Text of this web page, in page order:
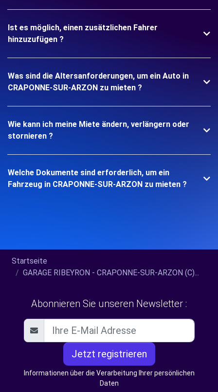
Ist es möglich, einen zusätzlichen Fahrer
hinzuzufügen ?
Was sind die Altersanforderungen, um ein Auto in
CRAPONNE-SUR-ARZON zu mieten ?
Wie kann ich meine Miete ändern, verlängern oder
stornieren ?
Welche Dokumente sind erforderlich, um ein
Fahrzeug in CRAPONNE-SUR-ARZON zu mieten ?
Startseite
GARAGE RIBEYRON - CRAPONNE-SUR-ARZON (C)...
Abonnieren Sie unseren Newsletter :
Jetzt registrieren
Informationen über die Verarbeitung Ihrer persönlichen
Daten